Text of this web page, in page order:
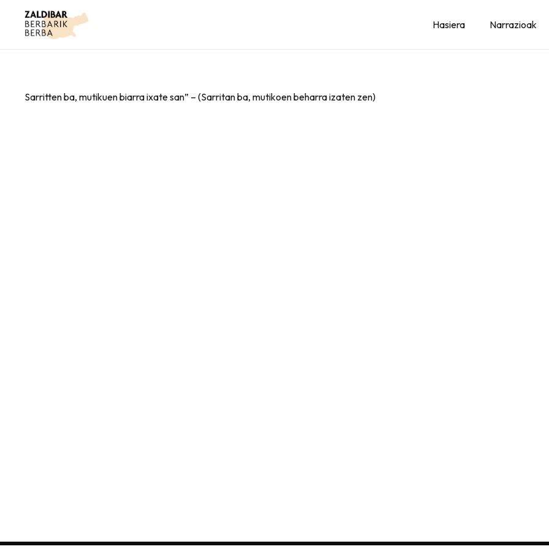
Hasiera Narrazioak
Sarritten ba, mutikuen biarra ixate san” – (Sarritan ba, mutikoen beharra izaten zen)